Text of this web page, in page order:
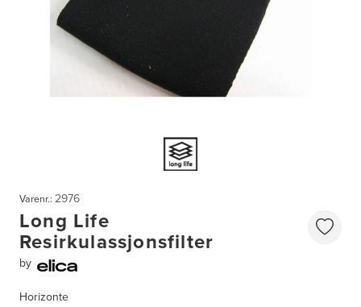
Varenr.: 2976
Long Life
Resirkulassjonsfilter
by
Horizonte